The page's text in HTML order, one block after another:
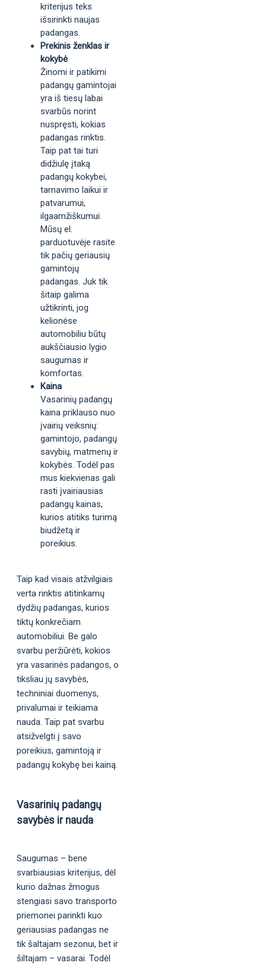
kriterijus teks
išsirinkti naujas
padangas.
Prekinis ženklas ir
kokybė
Žinomi ir patikimi
padangų gamintojai
yra iš tiesų labai
svarbūs norint
nuspręsti, kokias
padangas rinktis.
Taip pat tai turi
didžiulę įtaką
padangų kokybei,
tarnavimo laikui ir
patvarumui,
ilgaamžiškumui.
Mūsų el.
parduotuvėje rasite
tik pačių geriausių
gamintojų
padangas. Juk tik
šitaip galima
užtikrinti, jog
kelionėse
automobiliu būtų
aukščiausio lygio
saugumas ir
komfortas.
Kaina
Vasarinių padangų
kaina priklauso nuo
įvairių veiksnių:
gamintojo, padangų
savybių, matmenų ir
kokybės. Todėl pas
mus kiekvienas gali
rasti įvairiausias
padangų kainas,
kurios atitiks turimą
biudžetą ir
poreikius.
Taip kad visais atžvilgiais
verta rinktis atitinkamų
dydžių padangas, kurios
tiktų konkrečiam
automobiliui. Be galo
svarbu peržiūrėti, kokios
yra vasarinės padangos, o
tiksliau jų savybės,
techniniai duomenys,
privalumai ir teikiama
nauda. Taip pat svarbu
atsižvelgti į savo
poreikius, gamintoją ir
padangų kokybę bei kainą.
Vasarinių padangų
savybės ir nauda
Saugumas – bene
svarbiausias kriterijus, dėl
kurio dažnas žmogus
stengiasi savo transporto
priemonei parinkti kuo
geriausias padangas ne
tik šaltajam sezonui, bet ir
šiltajam – vasarai. Todėl